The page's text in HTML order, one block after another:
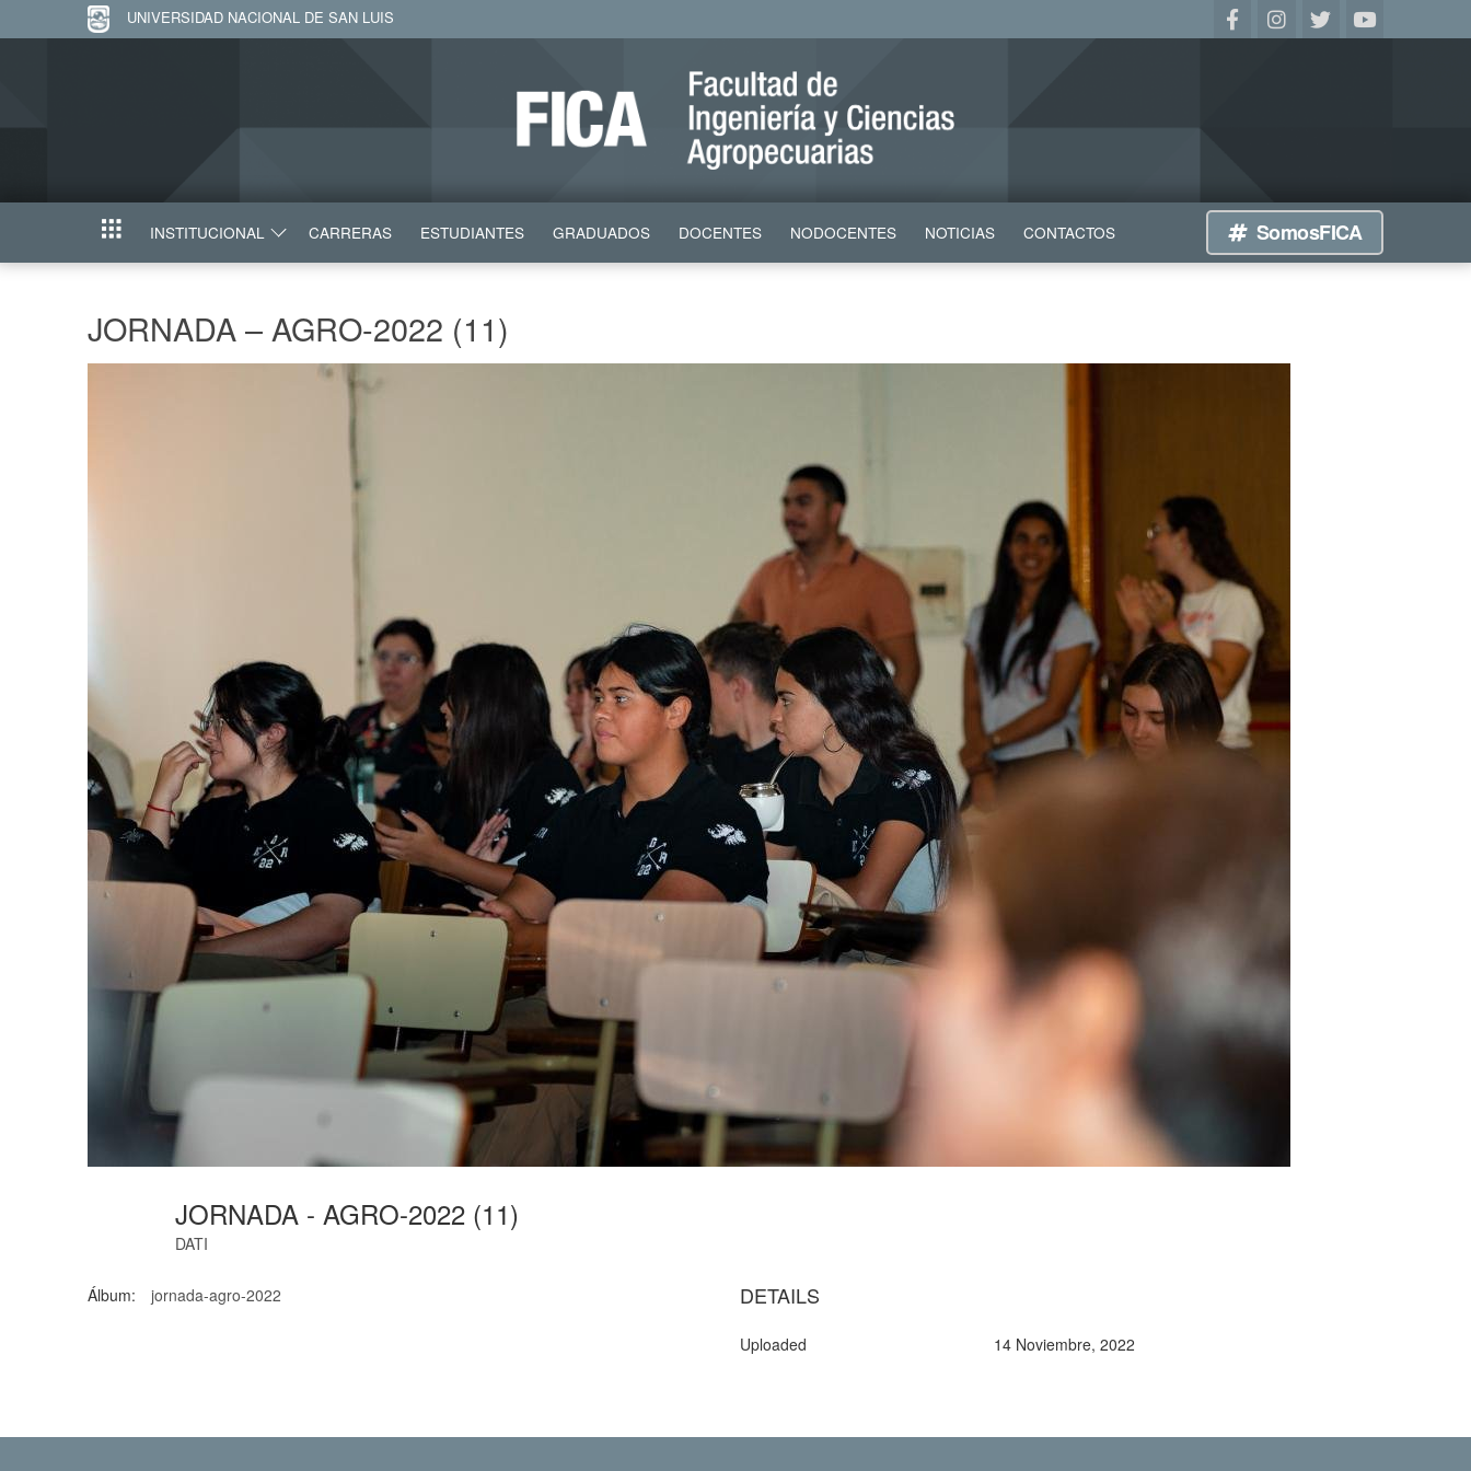
UNIVERSIDAD NACIONAL DE SAN LUIS
INICIO INSTITUCIONAL CARRERAS ESTUDIANTES GRADUADOS DOCENTES NODOCENTES NOTICIAS CONTACTOS SomosFICA
JORNADA – AGRO-2022 (11)
JORNADA - AGRO-2022 (11)
DATI
Álbum: jornada-agro-2022 DETAILS
Uploaded 14 Noviembre, 2022